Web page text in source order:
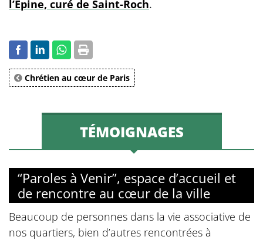
l’Épine, curé de Saint-Roch.
Chrétien au cœur de Paris
TÉMOIGNAGES
“Paroles à Venir”, espace d’accueil et
de rencontre au cœur de la ville
Beaucoup de personnes dans la vie associative de
nos quartiers, bien d’autres rencontrées à